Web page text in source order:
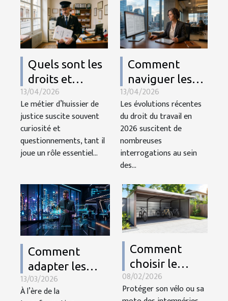
Quels sont les
droits et
devoirs des
huissiers de
justice en
France ?
13/04/2026
Le métier d’huissier de
justice suscite souvent
curiosité et
questionnements, tant il
joue un rôle essentiel...
Comment
naviguer les
modifications
du droit du
travail en 2026
?
13/04/2026
Les évolutions récentes
du droit du travail en
2026 suscitent de
nombreuses
interrogations au sein
des...
Comment
adapter les
entreprises aux
changements
13/03/2026
À l’ère de la
Comment
choisir le
meilleur abri
métallique
08/02/2026
Protéger son vélo ou sa